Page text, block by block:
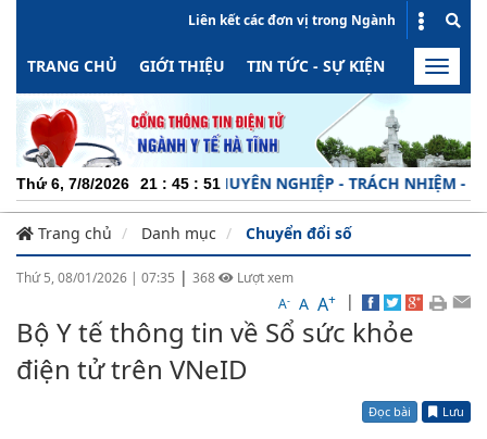
Liên kết các đơn vị trong Ngành
TRANG CHỦ GIỚI THIỆU TIN TỨC - SỰ KIỆN HOẠT
Toggle
Thứ 6, 7/8/2026 21 : 45 : 52
CHUYÊN NGHIỆP - TRÁCH NHIỆM -
Trang chủ Danh mục Chuyển đổi số
Thứ 5, 08/01/2026 | 07:35 | 368
Lượt xem
A- A A+ |
Bộ Y tế thông tin về Sổ sức khỏe
điện tử trên VNeID
Đọc bài Lưu